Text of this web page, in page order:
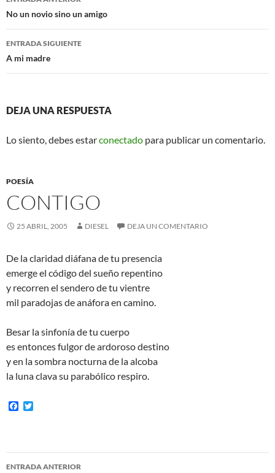
de
entradas
No un novio sino un amigo
ENTRADA SIGUIENTE
A mi madre
DEJA UNA RESPUESTA
Lo siento, debes estarconectado para publicar un comentario.
POESÍA
CONTIGO
25 ABRIL, 2005 DIESEL DEJA UN COMENTARIO
De la claridad diáfana de tu presencia
emerge el código del sueño repentino
y recorren el sendero de tu vientre
mil paradojas de anáfora en camino.
Besar la sinfonía de tu cuerpo
es entonces fulgor de ardoroso destino
y en la sombra nocturna de la alcoba
la luna clava su parabólico respiro.
F
o
o
e
r
Navegación
ENTRADA ANTERIOR